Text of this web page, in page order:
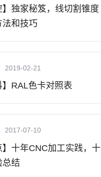
】独家秘笈，线切割锥度
法和技巧
2019-02-21
】RAL色卡对照表
2017-07-10
】十年CNC加工实践，十
总结